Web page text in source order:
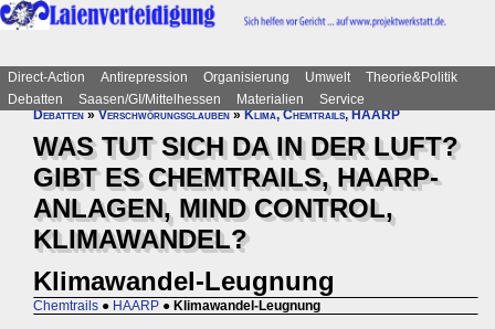
Direct-Action Antirepression Organisierung Umwelt
Theorie&Politik
Debatten
Saasen/GI/Mittelhessen Materialien
Service
Debatten»Verschwörungsglauben»Klima, Chemtrails, HAARP
WAS TUT SICH DA IN DER LUFT?
GIBT ES CHEMTRAILS, HAARP-
ANLAGEN, MIND CONTROL,
KLIMAWANDEL?
Klimawandel-Leugnung
Chemtrails ● HAARP ● Klimawandel-Leugnung